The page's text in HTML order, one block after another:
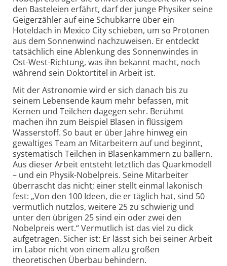
den Basteleien erfährt, darf der junge Physiker seine
Geigerzähler auf eine Schubkarre über ein
Hoteldach in Mexico City schieben, um so Protonen
aus dem Sonnenwind nachzuweisen. Er entdeckt
tatsächlich eine Ablenkung des Sonnenwindes in
Ost-West-Richtung, was ihn bekannt macht, noch
während sein Doktortitel in Arbeit ist.
Mit der Astronomie wird er sich danach bis zu
seinem Lebensende kaum mehr befassen, mit
Kernen und Teilchen dagegen sehr. Berühmt
machen ihn zum Beispiel Blasen in flüssigem
Wasserstoff. So baut er über Jahre hinweg ein
gewaltiges Team an Mitarbeitern auf und beginnt,
systematisch Teilchen in Blasenkammern zu ballern.
Aus dieser Arbeit entsteht letztlich das Quarkmodell
– und ein Physik-Nobelpreis. Seine Mitarbeiter
überrascht das nicht; einer stellt einmal lakonisch
fest: „Von den 100 Ideen, die er täglich hat, sind 50
vermutlich nutzlos, weitere 25 zu schwierig und
unter den übrigen 25 sind ein oder zwei den
Nobelpreis wert.“ Vermutlich ist das viel zu dick
aufgetragen. Sicher ist: Er lässt sich bei seiner Arbeit
im Labor nicht von einem allzu großen
theoretischen Überbau behindern.